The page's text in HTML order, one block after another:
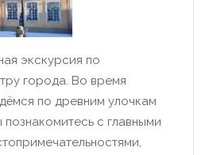
экскурсия по
города. Во время
по древним улочкам
с главными